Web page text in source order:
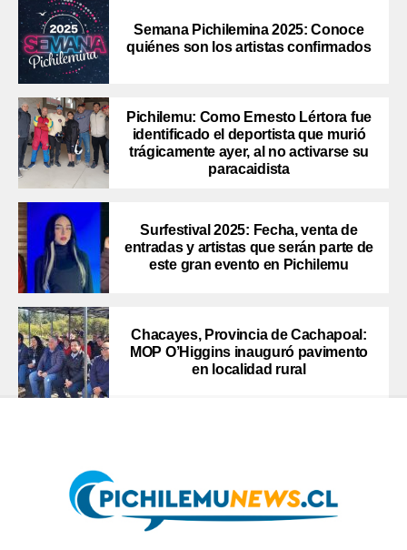
Semana Pichilemina 2025: Conoce
quiénes son los artistas confirmados
Pichilemu: Como Ernesto Lértora fue
identificado el deportista que murió
trágicamente ayer, al no activarse su
paracaidista
Surfestival 2025: Fecha, venta de
entradas y artistas que serán parte de
este gran evento en Pichilemu
Chacayes, Provincia de Cachapoal:
MOP O’Higgins inauguró pavimento
en localidad rural